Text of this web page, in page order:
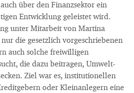
über den Finanzsektor ein
Entwicklung geleistet wird.
unter Mitarbeit von Martina
die gesetzlich vorgeschriebenen
auch solche freiwilligen
die dazu beitragen, Umwelt-
Ziel war es, institutionellen
oder Kleinanlegern eine